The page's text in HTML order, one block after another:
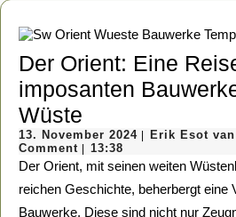
Der Orient: Eine
imposanten
Wüste
Orient:
Eine
Reise
13. November 202413.
2024
Erik Esot
Comment
13:38
Der Orient, mit seinen weiten Wüstenlandschaften und seiner
reichen Geschichte, beherbergt eine
Bauwerke. Diese sind nicht nur